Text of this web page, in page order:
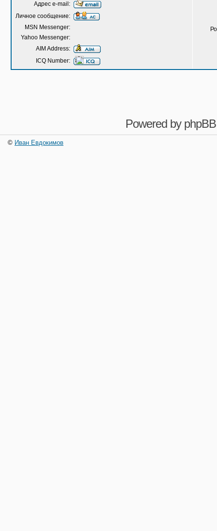
Адрес e-mail:
Личное сообщение:
MSN Messenger:
Yahoo Messenger:
AIM Address:
ICQ Number:
Powered by phpBB
© Иван Евдокимов